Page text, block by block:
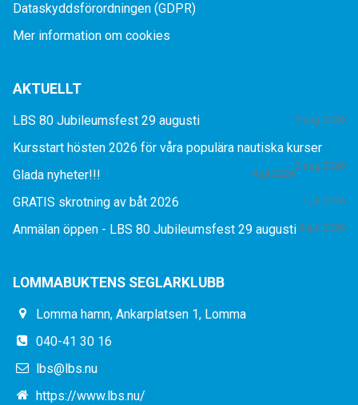
Dataskyddsförordningen (GDPR)
Mer information om cookies
AKTUELLT
LBS 80 Jubileumsfest 29 augusti 9 aug 2026
Kursstart hösten 2026 för våra populära nautiska kurser
2 aug 2026
Glada nyheter!!! 4 jul 2026
GRATIS skrotning av båt 2026 1 jul 2026
Anmälan öppen - LBS 80 Jubileumsfest 29 augusti 9 jun 2026
LOMMABUKTENS SEGLARKLUBB
Lomma hamn, Ankarplatsen 1, Lomma
040-41 30 16
lbs@lbs.nu
https://www.lbs.nu/